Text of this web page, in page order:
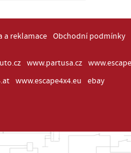
a reklamace Obchodní podmínky
www.partusa.cz
www.escape4x4.eu ebay